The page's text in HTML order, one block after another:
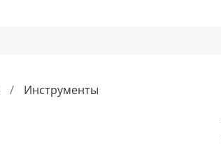
Инструменты